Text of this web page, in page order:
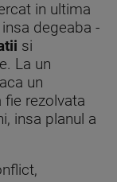
in ultima
degeaba -
si
La un
un
fie rezolvata
insa planul a